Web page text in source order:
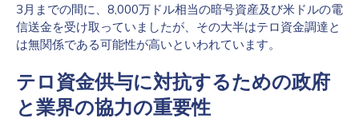
3月までの間に、8,000万ドル相当の暗号資産及び米ドルの電
信送金を受け取っていましたが、その大半はテロ資金調達と
は無関係である可能性が高いといわれています。
テロ資金供与に対抗するための政府
と業界の協力の重要性